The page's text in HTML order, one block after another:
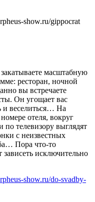
show.ru/gippocrat
масштабную
ресторан, ночной
вы встречаете
Он угощает вас
и веселиться… На
отеля, вокруг
по телевизору выглядят
с неизвестных
Пора что-то
исключительно
show.ru/do-svadby-